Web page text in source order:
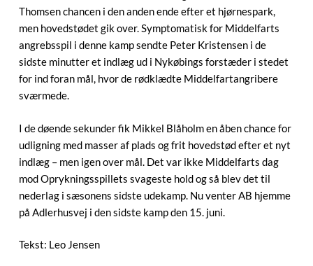
Thomsen chancen i den anden ende efter et hjørnespark,
men hovedstødet gik over. Symptomatisk for Middelfarts
angrebsspil i denne kamp sendte Peter Kristensen i de
sidste minutter et indlæg ud i Nykøbings forstæder i stedet
for ind foran mål, hvor de rødklædte Middelfartangribere
sværmede.
I de døende sekunder fik Mikkel Blåholm en åben chance for
udligning med masser af plads og frit hovedstød efter et nyt
indlæg – men igen over mål. Det var ikke Middelfarts dag
mod Oprykningsspillets svageste hold og så blev det til
nederlag i sæsonens sidste udekamp. Nu venter AB hjemme
på Adlerhusvej i den sidste kamp den 15. juni.
Tekst: Leo Jensen